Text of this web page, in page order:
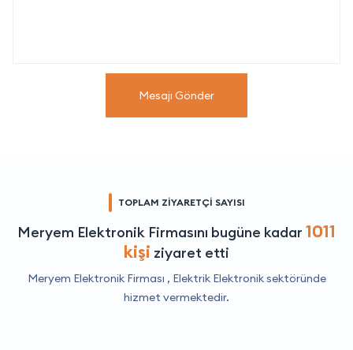
Mesajı Gönder
TOPLAM ZİYARETÇİ SAYISI
Meryem Elektronik Firmasını bugüne kadar 1011
kişi ziyaret etti
Meryem Elektronik Firması , Elektrik Elektroniksektöründe
hizmet vermektedir.